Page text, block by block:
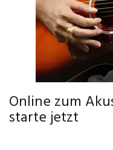
Online zum
starte jetzt